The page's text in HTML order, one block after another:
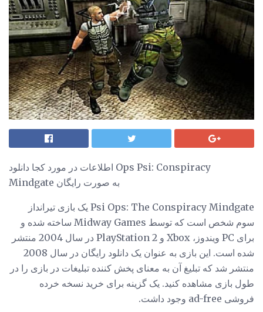
اطلاعات در مورد کجا دانلود Ops Psi: Conspiracy
Mindgate به صورت رایگان
Psi Ops: The Conspiracy Mindgate یک بازی تیرانداز
سوم شخص است که توسط Midway Games ساخته شده و
برای PC ویندوز، Xbox و PlayStation 2 در سال 2004 منتشر
شده است. این بازی به عنوان یک دانلود رایگان در سال 2008
منتشر شد که تبلیغ آن به معنای پخش کننده تبلیغات در بازی را در
طول بازی مشاهده کنید. یک گزینه برای خرید نسخه خرده
فروشی ad-free وجود داشت.